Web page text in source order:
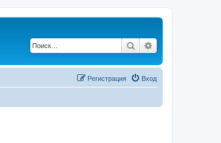
Поиск
Вход
Регистрация